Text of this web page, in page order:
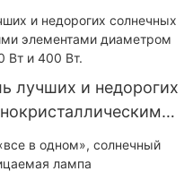
гибридные
кВт и 10,2 кВт для
систем.
лучших и недорогих
мм, мощностью